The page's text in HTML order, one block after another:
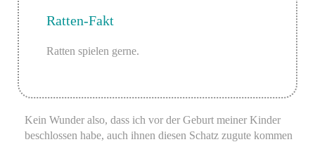
Ratten-Fakt
Ratten spielen gerne.
Kein Wunder also, dass ich vor der Geburt meiner Kinder
beschlossen habe, auch ihnen diesen Schatz zugute kommen